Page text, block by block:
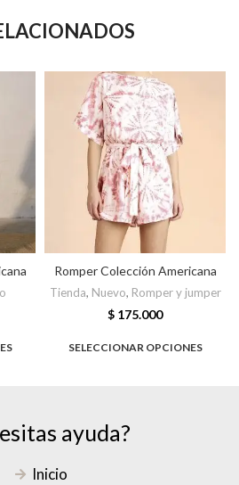
Romper Colección Americana
Tienda, Nuevo, Romper y jumper
$ 175.000
SELECCIONAR OPCIONES
ayuda?
Inicio